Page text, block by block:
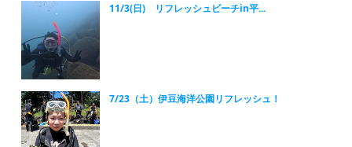
11/3(日) リフレッシュビーチin平...
7/23（土）伊豆海洋公園リフレッシュ！